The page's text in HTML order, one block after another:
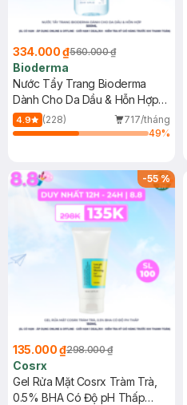
334.000 ₫560.000 ₫
Bioderma
Nước Tẩy Trang Bioderma
Dành Cho Da Dầu & Hỗn Hợp
500ml
4.9 (228)
717/tháng
49%
-55%
135.000 ₫298.000 ₫
Cosrx
Gel Rửa Mặt Cosrx Tràm Trà,
0.5% BHA Có Độ pH Thấp